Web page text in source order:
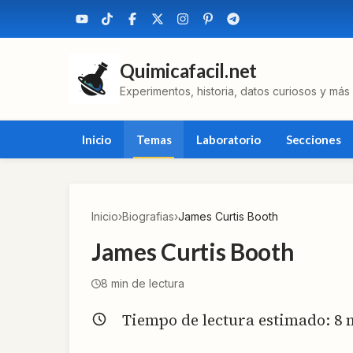
Quimicafacil.net
Experimentos, historia, datos curiosos y más
Inicio Temas Laboratorio Secciones
Inicio›Biografias›James Curtis Booth
James Curtis Booth
8 min de lectura
Tiempo de lectura estimado: 8